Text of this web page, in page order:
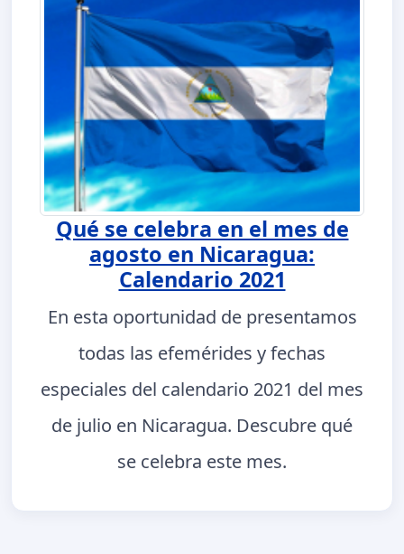
Qué se celebra en el mes de
agosto en Nicaragua:
Calendario 2021
En esta oportunidad de presentamos
todas las efemérides y fechas
especiales del calendario 2021 del mes
de julio en Nicaragua. Descubre qué
se celebra este mes.